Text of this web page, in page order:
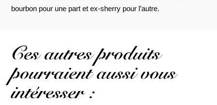
bourbon pour une part et ex-sherry pour l’autre.
Ces autres produits
pourraient aussi vous
intéresser :